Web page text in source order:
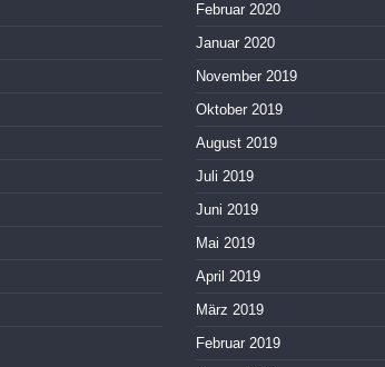
Februar 2020
Januar 2020
November 2019
Oktober 2019
August 2019
Juli 2019
Juni 2019
Mai 2019
April 2019
März 2019
Februar 2019